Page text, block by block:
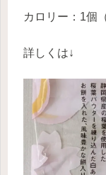
カロリー：1個
詳しくは↓